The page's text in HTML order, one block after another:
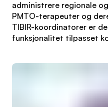
administrere regionale
PMTO-terapeuter og
TIBIR-koordinatorer er
funksjonalitet tilpasset